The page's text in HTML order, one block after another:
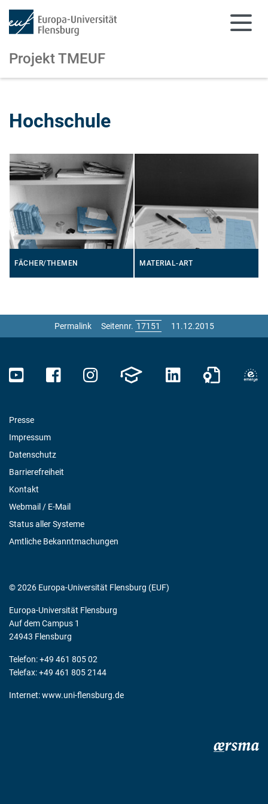
Projekt TMEUF
Hochschule
FÄCHER/THEMEN MATERIAL-ART
Permalink Seitennr. 11.12.2015
Presse
Impressum
Datenschutz
Barrierefreiheit
Kontakt
Webmail / E-Mail
Status aller Systeme
Amtliche Bekanntmachungen
© 2026 Europa-Universität Flensburg (EUF)
Europa-Universität Flensburg
Auf dem Campus 1
24943 Flensburg
Telefon: +49 461 805 02
Telefax: +49 461 805 2144
Internet:www.uni-flensburg.de